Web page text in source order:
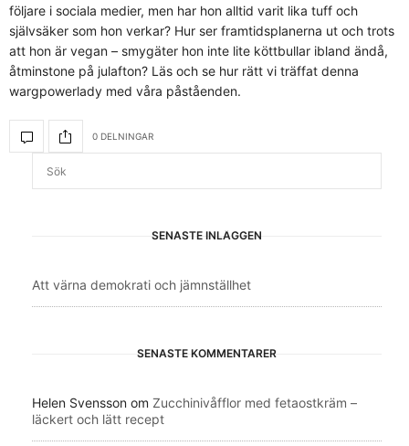
följare i sociala medier, men har hon alltid varit lika tuff och
självsäker som hon verkar? Hur ser framtidsplanerna ut och trots
att hon är vegan – smygäter hon inte lite köttbullar ibland ändå,
åtminstone på julafton? Läs och se hur rätt vi träffat denna
wargpowerlady med våra påståenden.
0 DELNINGAR
SENASTE INLÄGGEN
Att värna demokrati och jämnställhet
SENASTE KOMMENTARER
Helen Svensson om Zucchinivåfflor med fetaostkräm –
läckert och lätt recept